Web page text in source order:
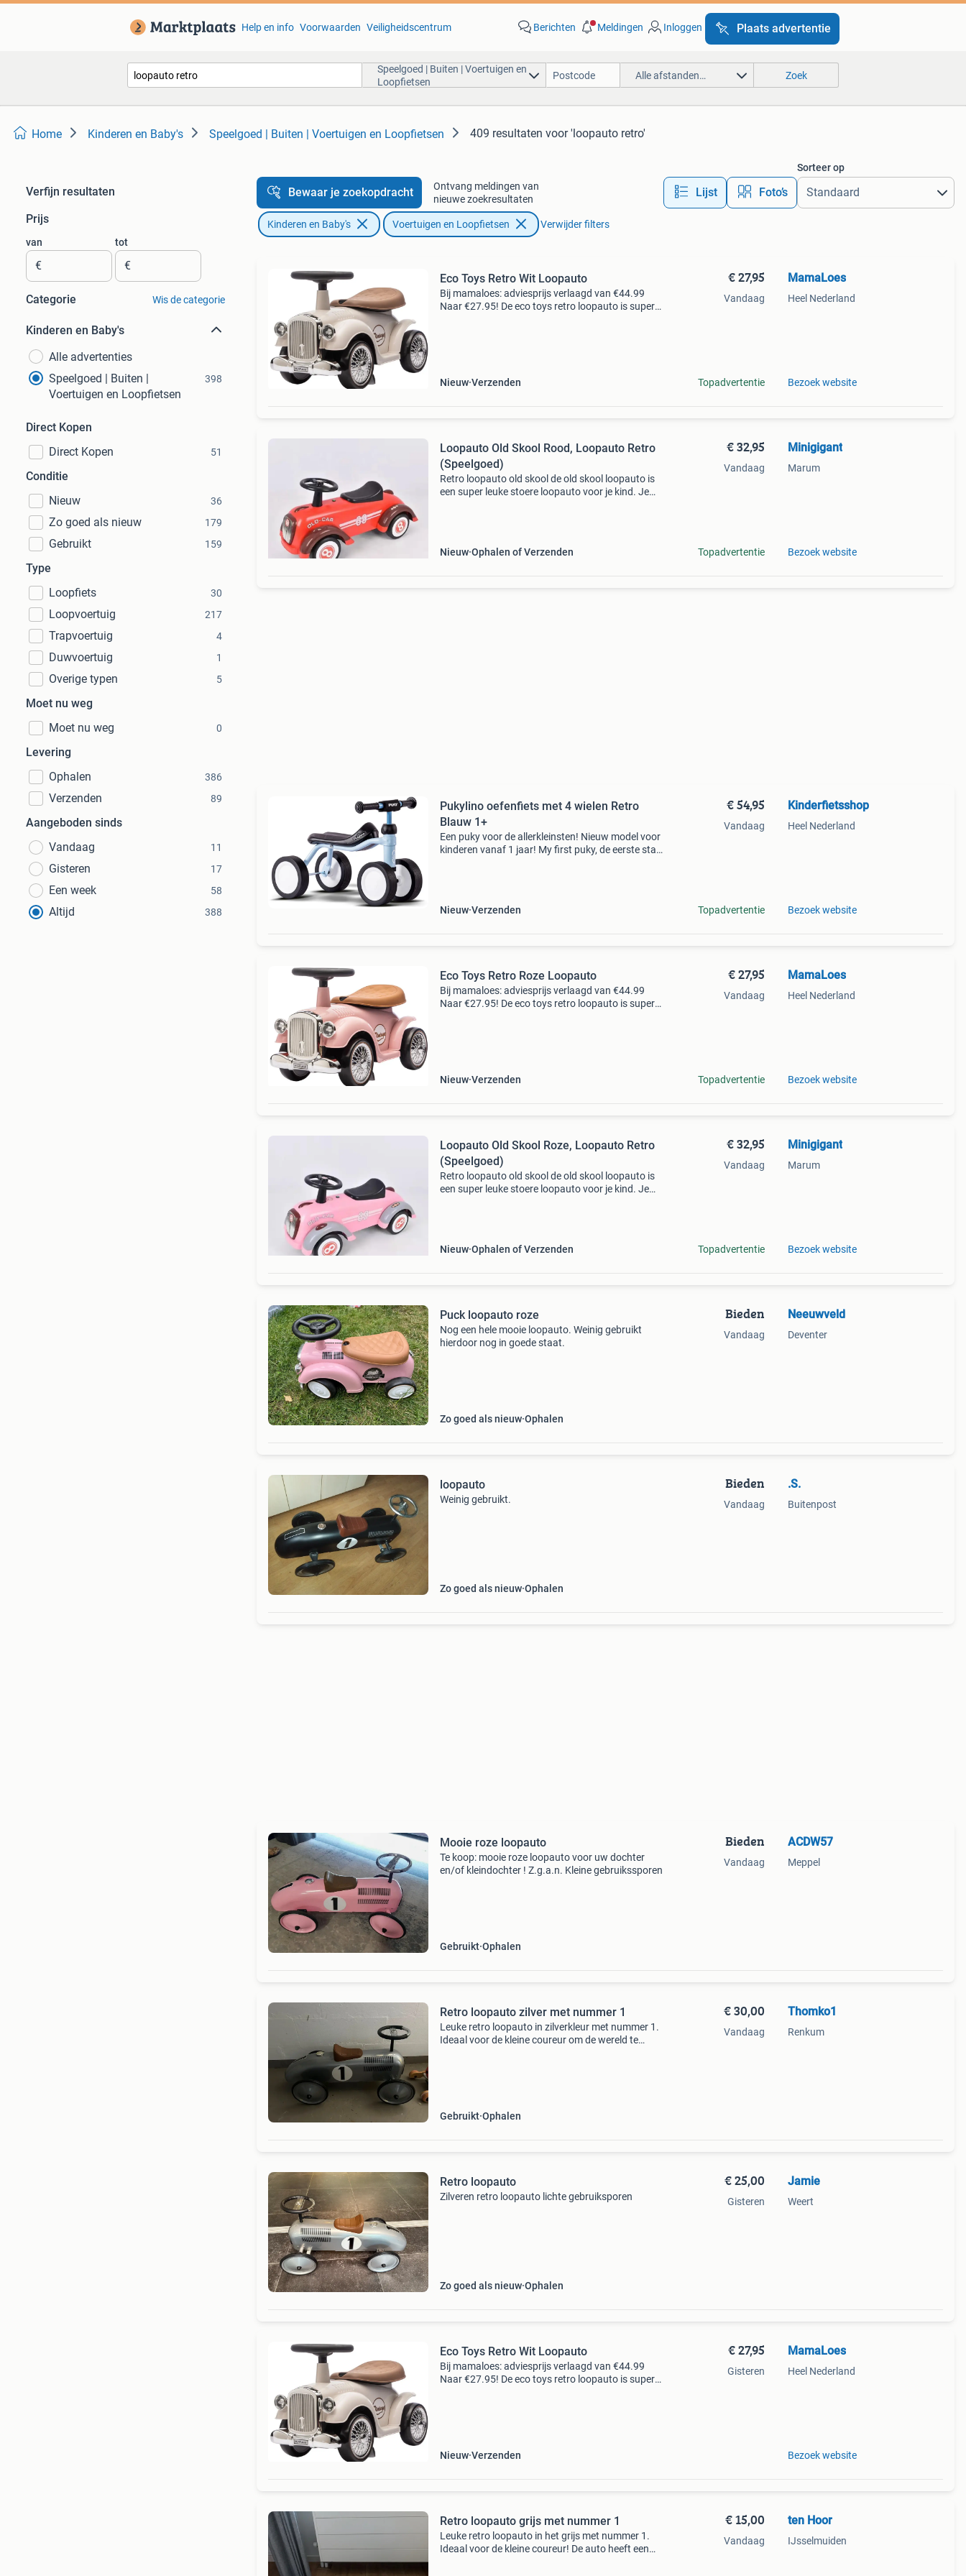
Help en info Voorwaarden Veiligheidscentrum Berichten Meldingen Inloggen Plaats advertentie
Speelgoed | Buiten | Voertuigen en
Loopfietsen
Alle afstanden… Zoek
Home Kinderen en Baby's Speelgoed | Buiten | Voertuigen en Loopfietsen 409 resultaten voor 'loopauto retro'
Verfijn resultaten
Prijs
van
€
tot
€
Categorie Wis de categorie
Kinderen en Baby's
Alle advertenties
Speelgoed | Buiten |
Voertuigen en Loopfietsen
398
Direct Kopen
Direct Kopen
51
Conditie
Nieuw
36
Zo goed als nieuw 179
Gebruikt 159
Type
Loopfiets
30
Loopvoertuig 217
Trapvoertuig 4
Duwvoertuig 1
Overige typen 5
Moet nu weg
Moet nu weg
0
Levering
Ophalen
386
Verzenden 89
Aangeboden sinds
Vandaag
11
Gisteren 17
Een week 58
Altijd 388
Bewaar je zoekopdracht
Ontvang meldingen van
nieuwe zoekresultaten
Lijst Foto’s
Sorteer op
Kinderen en Baby's Voertuigen en Loopfietsen Verwijder filters
Eco Toys Retro Wit Loopauto
Bij mamaloes: adviesprijs verlaagd van €44.99
Naar €27.95! De eco toys retro loopauto is super
Nieuw Verzenden
€ 27,95
Vandaag
Topadvertentie
MamaLoes
Heel Nederland
Bezoek website
Loopauto Old Skool Rood, Loopauto Retro
(Speelgoed)
Retro loopauto old skool de old skool loopauto is
een super leuke stoere loopauto voor je kind. Je
Nieuw Ophalen of Verzenden
€ 32,95
Vandaag
Topadvertentie
Minigigant
Marum
Bezoek website
Pukylino oefenfiets met 4 wielen Retro
Blauw 1+
Een puky voor de allerkleinsten! Nieuw model voor
kinderen vanaf 1 jaar! My first puky, de eerste stap
Nieuw Verzenden
€ 54,95
Vandaag
Topadvertentie
Kinderfietsshop
Heel Nederland
Bezoek website
Eco Toys Retro Roze Loopauto
Bij mamaloes: adviesprijs verlaagd van €44.99
Naar €27.95! De eco toys retro loopauto is super
Nieuw Verzenden
€ 27,95
Vandaag
Topadvertentie
MamaLoes
Heel Nederland
Bezoek website
Loopauto Old Skool Roze, Loopauto Retro
(Speelgoed)
Retro loopauto old skool de old skool loopauto is
een super leuke stoere loopauto voor je kind. Je
Nieuw Ophalen of Verzenden
€ 32,95
Vandaag
Topadvertentie
Minigigant
Marum
Bezoek website
Puck loopauto roze
Nog een hele mooie loopauto. Weinig gebruikt
hierdoor nog in goede staat.
Zo goed als nieuw Ophalen
Bieden
Vandaag
Neeuwveld
Deventer
loopauto
Weinig gebruikt.
Zo goed als nieuw Ophalen
Bieden
Vandaag
.S.
Buitenpost
Mooie roze loopauto
Te koop: mooie roze loopauto voor uw dochter
en/of kleindochter ! Z.g.a.n. Kleine gebruikssporen
Gebruikt Ophalen
Bieden
Vandaag
ACDW57
Meppel
Retro loopauto zilver met nummer 1
Leuke retro loopauto in zilverkleur met nummer 1.
Ideaal voor de kleine coureur om de wereld te
Gebruikt Ophalen
€ 30,00
Vandaag
Thomko1
Renkum
Retro loopauto
Zilveren retro loopauto lichte gebruiksporen
Zo goed als nieuw Ophalen
€ 25,00
Gisteren
Jamie
Weert
Eco Toys Retro Wit Loopauto
Bij mamaloes: adviesprijs verlaagd van €44.99
Naar €27.95! De eco toys retro loopauto is super
Nieuw Verzenden
€ 27,95
Gisteren
MamaLoes
Heel Nederland
Bezoek website
Retro loopauto grijs met nummer 1
Leuke retro loopauto in het grijs met nummer 1.
Ideaal voor de kleine coureur! De auto heeft een
€ 15,00
Vandaag
ten Hoor
IJsselmuiden